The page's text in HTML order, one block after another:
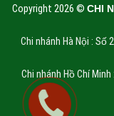
Copyright 2026 © CHI
Chi nhánh Hà Nội : Số
Chi nhánh Hồ Chí